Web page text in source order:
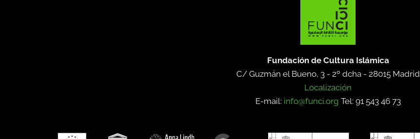
Fundación de Cultura Islámica
C/ Guzmán el Bueno, 3 - 2º dcha - 28015 Madrid
Localización
E-mail: info@funci.org Tel: 91 543 46 73